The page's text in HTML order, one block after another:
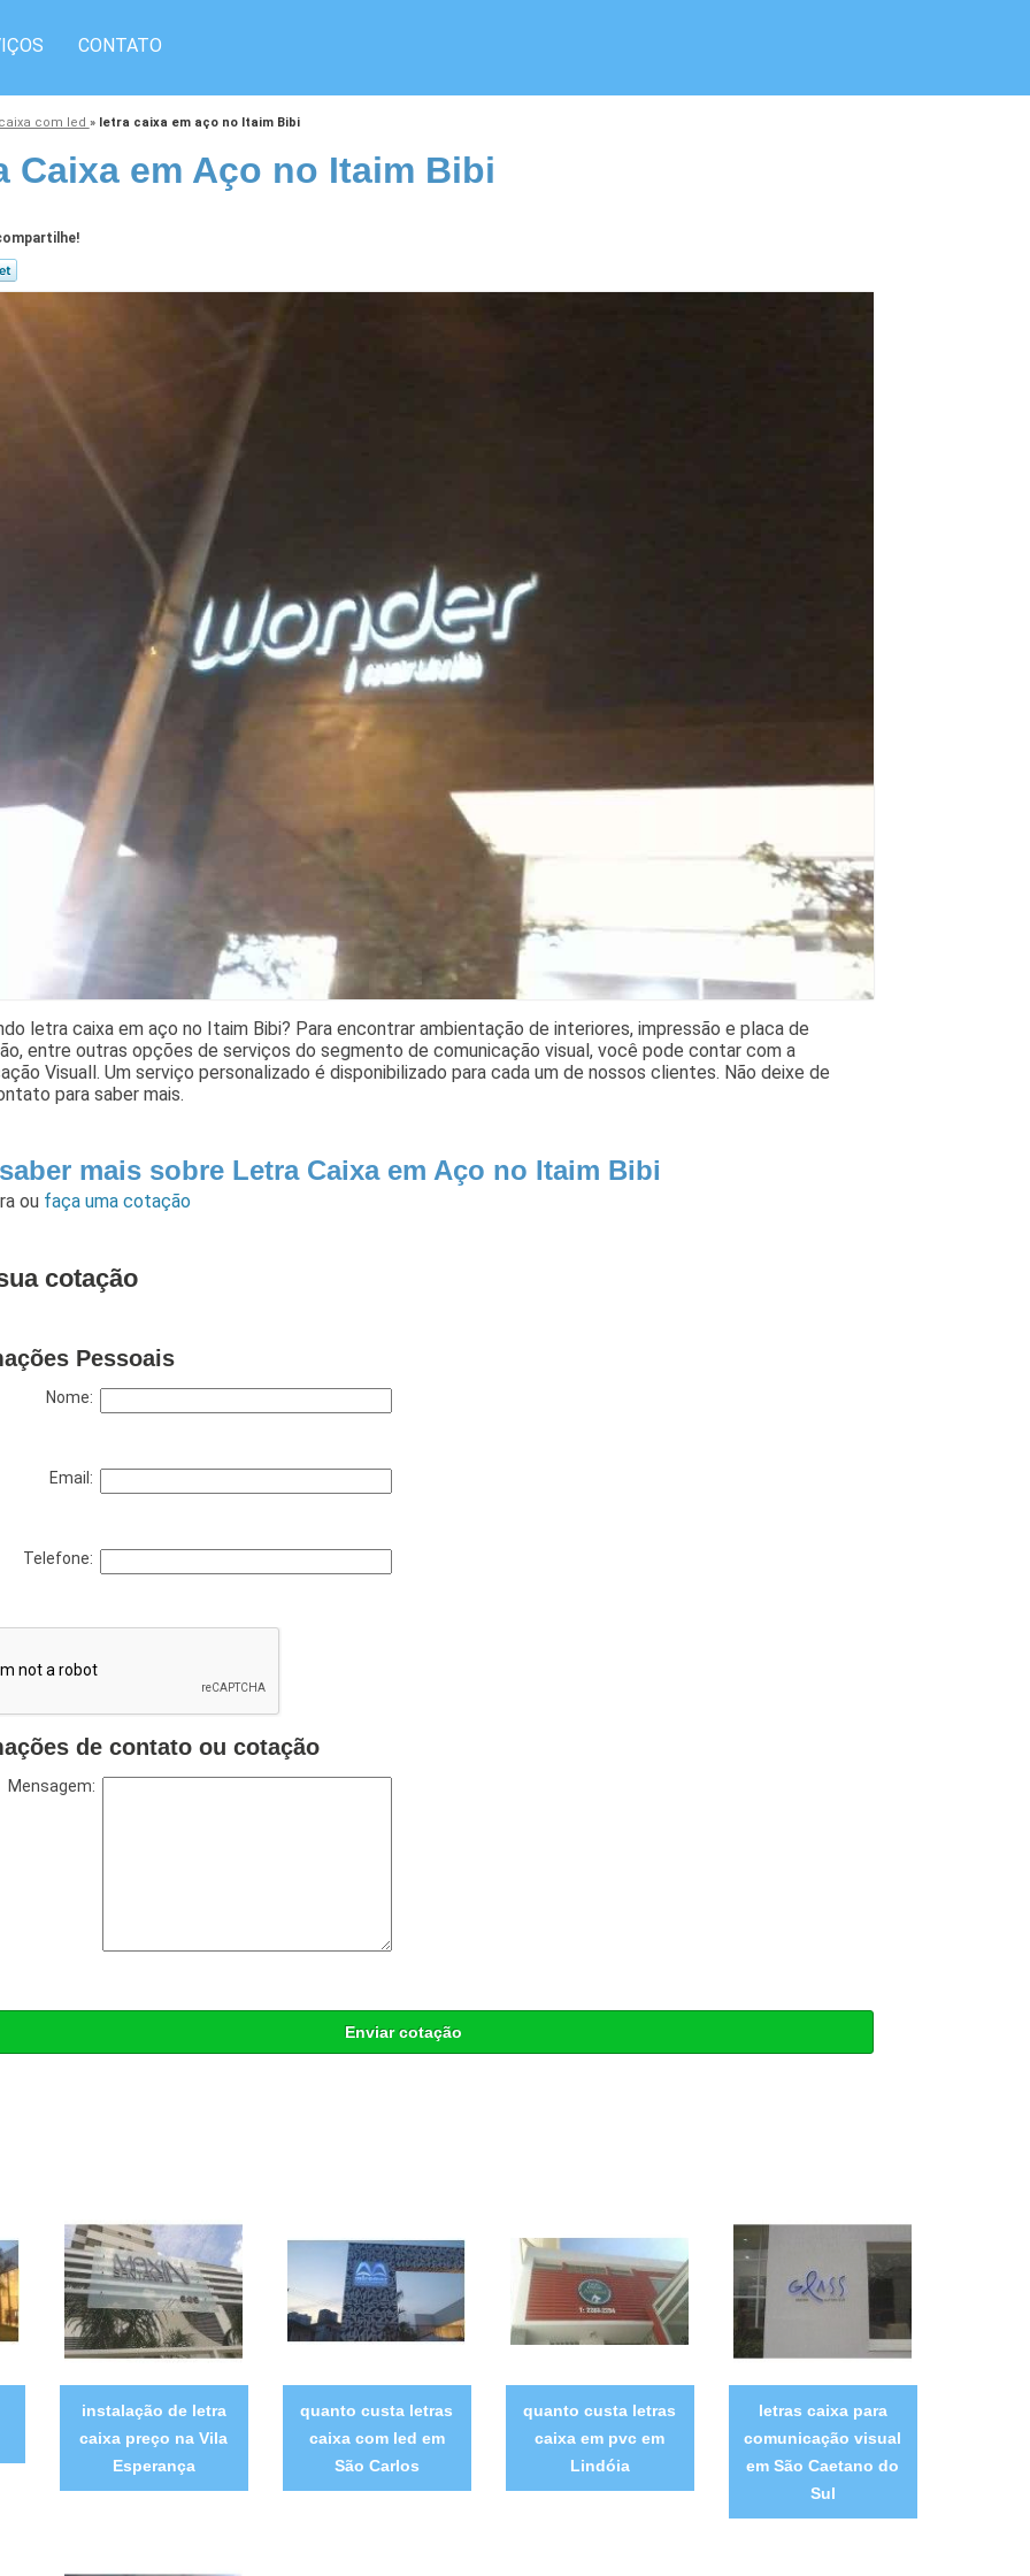
CONTATO
com led » letra caixa em aço no Itaim Bibi
Caixa em Aço no Itaim Bibi
letra caixa em aço no Itaim Bibi? Para encontrar ambientação de interiores, impressão e placa de
entre outras opções de serviços do segmento de comunicação visual, você pode contar com a
Visuall. Um serviço personalizado é disponibilizado para cada um de nossos clientes. Não deixe de
para saber mais.
mais sobre Letra Caixa em Aço no Itaim Bibi
ou faça uma cotação
cotação
Pessoais
Nome:
Email:
Telefone:
de contato ou cotação
Mensagem:
Enviar cotação
instalação de letra
caixa preço na Vila
Esperança
quanto custa letras
caixa com led em
São Carlos
quanto custa letras
caixa em pvc em
Lindóia
letras caixa para
comunicação visual
em São Caetano do
Sul